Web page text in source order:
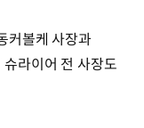
커볼케 사장과
라이어 전 사장도